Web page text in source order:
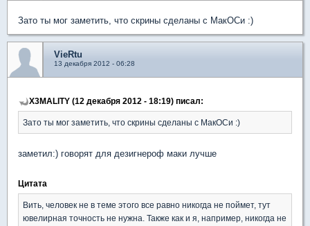
Зато ты мог заметить, что скрины сделаны с МакОСи :)
VieRtu
13 декабря 2012 - 06:28
X3MALITY (12 декабря 2012 - 18:19) писал:
Зато ты мог заметить, что скрины сделаны с МакОСи :)
заметил:) говорят для дезигнероф маки лучше
Цитата
Вить, человек не в теме этого все равно никогда не поймет, тут
ювелирная точность не нужна. Также как и я, например, никогда не